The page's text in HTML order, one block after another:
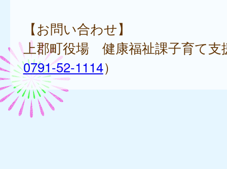
【お問い合わせ】
上郡町役場 健康福祉課子育て支
0791-52-1114）